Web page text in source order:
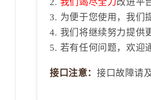
3. 为便于您使用，我们
4. 我们将继续努力提供
5. 若有任何问题，欢迎
接口注意： 接口故障请